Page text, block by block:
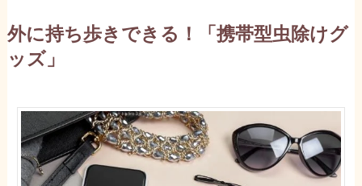
外に持ち歩きできる！「携帯型虫除けグ
ッズ」